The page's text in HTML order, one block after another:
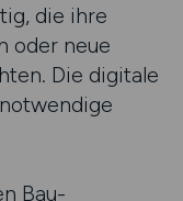
die ihre
oder neue
Die digitale
Bau-